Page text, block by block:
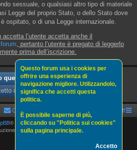
sessuale, o qualsiasi altro tipo di materiale
Legge del proprio Stato, o dello Stato dove
ospitato, o di una Legge internazionale.
l’utente accetta anche il
, pertanto l’utente è pregato di leggerlo
prima dell’iscrizione.
Questo forum usa i cookies per
offrire una esperienza di
navigazione migliore. Utilizzandolo,
significa che accetti questa
politica.
È possibile saperne di più,
cliccando su "Politica sui cookies"
sulla pagina principale.
Accetto
Staff
Politica sui cookies
Contattaci
® Forum Software © phpBB Limited
Italiana phpBBItalia.net